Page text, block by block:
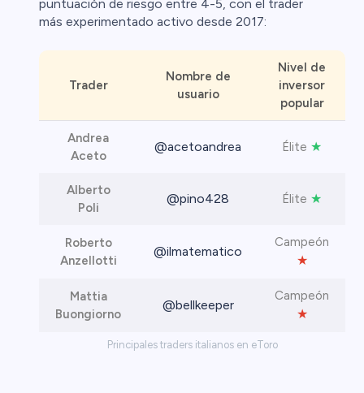
puntuación de riesgo entre 4-5, con el trader
más experimentado activo desde 2017:
Principales traders italianos en eToro
Trader
Nombre de
usuario
Nivel de
inversor
popular
Andrea
Aceto
@acetoandrea Élite ★
Alberto
Poli
@pino428 Élite ★
Roberto
Anzellotti
@ilmatematico
Campeón
★
Mattia
Buongiorno
@bellkeeper
Campeón
★